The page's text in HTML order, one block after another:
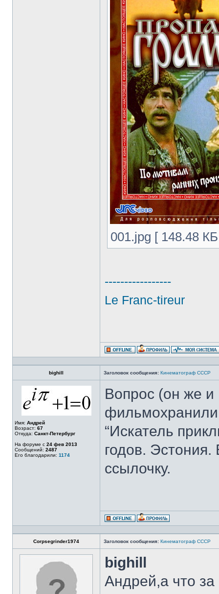
001.jpg [ 148.48
-----------------
Le Franc-tireur
bighill Заголовок сообщения: Кинематограф СССР
Имя: Андрей
Возраст: 67
Откуда: Санкт-Петербург
На форуме с 24 фев 2013
Сообщений: 2487
Его благодарили: 1174
Вопрос (он же и
“Искатель
годов. Эстония.
ссылочку.
Corpsegrinder1974 Заголовок сообщения: Кинематограф СССР
bighill
Андрей,а что